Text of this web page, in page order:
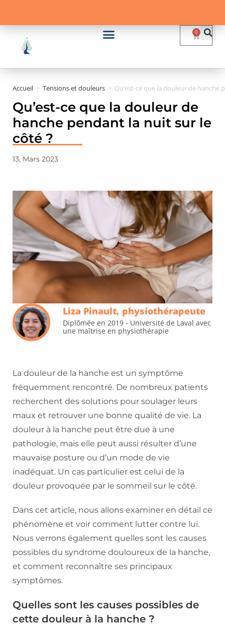
0
Accueil > Tensions et douleurs > Qu’est-ce que la douleur de hanche
Qu’est-ce que la douleur de
hanche pendant la nuit sur le
côté ?
13, Mars 2023
Liza Pinault, physiothérapeute
Diplômée en 2019 - Université de Laval avec
une maîtrise en physiothérapie
La douleur de la hanche est un symptôme
fréquemment rencontré. De nombreux patients
recherchent des solutions pour soulager leurs
maux et retrouver une bonne qualité de vie. La
douleur à la hanche peut être due à une
pathologie, mais elle peut aussi résulter d’une
mauvaise posture ou d’un mode de vie
inadéquat. Un cas particulier est celui de la
douleur provoquée par le sommeil sur le côté.
Dans cet article, nous allons examiner en détail ce
phénomène et voir comment lutter contre lui.
Nous verrons également quelles sont les causes
possibles du syndrome douloureux de la hanche,
et comment reconnaître ses principaux
symptômes.
Quelles sont les causes possibles de
cette douleur à la hanche ?